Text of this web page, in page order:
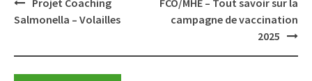
navigation
Projet Coaching
Salmonella – Volailles
FCO/MHE – Tout savoir sur la
campagne de vaccination
2025